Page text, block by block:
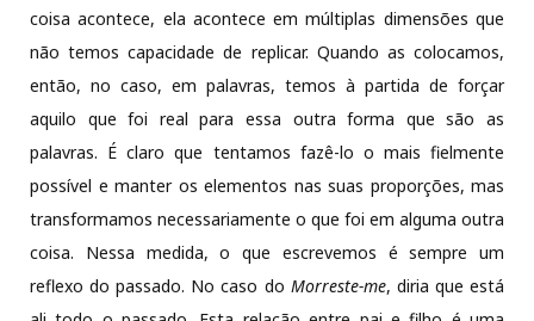
coisa acontece, ela acontece em múltiplas dimensões que
não temos capacidade de replicar. Quando as colocamos,
então, no caso, em palavras, temos à partida de forçar
aquilo que foi real para essa outra forma que são as
palavras. É claro que tentamos fazê-lo o mais fielmente
possível e manter os elementos nas suas proporções, mas
transformamos necessariamente o que foi em alguma outra
coisa. Nessa medida, o que escrevemos é sempre um
reflexo do passado. No caso do Morreste-me, diria que está